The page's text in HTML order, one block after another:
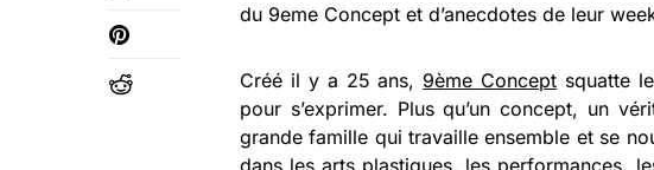
du 9eme Concept et d’anecdotes de leur
Créé il y a 25 ans, 9ème Concept squatte
pour s’exprimer. Plus qu’un concept, un
grande famille qui travaille ensemble et se